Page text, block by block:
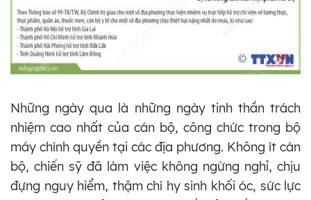
Những ngày qua là những ngày tinh thần trách
nhiệm cao nhất của cán bộ, công chức trong bộ
máy chính quyền tại các địa phương. Không ít cán
bộ, chiến sỹ đã làm việc không ngừng nghỉ, chịu
đựng nguy hiểm, thậm chí hy sinh khối óc, sức lực